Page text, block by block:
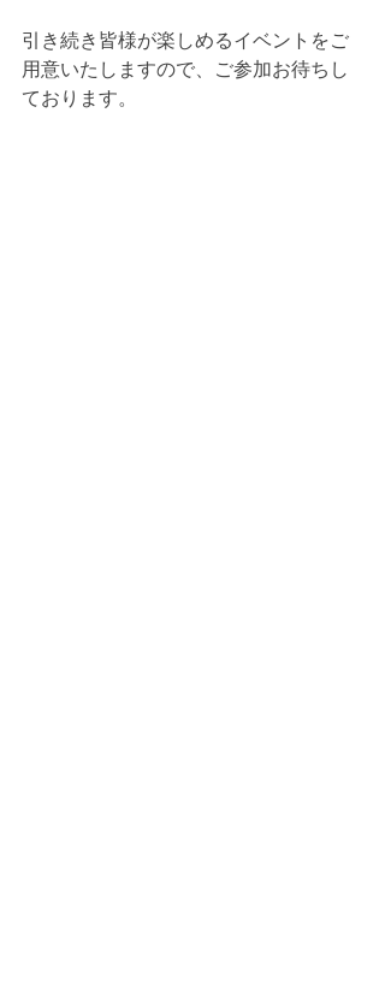
引き続き皆様が楽しめるイベントをご
用意いたしますので、ご参加お待ちし
ております。